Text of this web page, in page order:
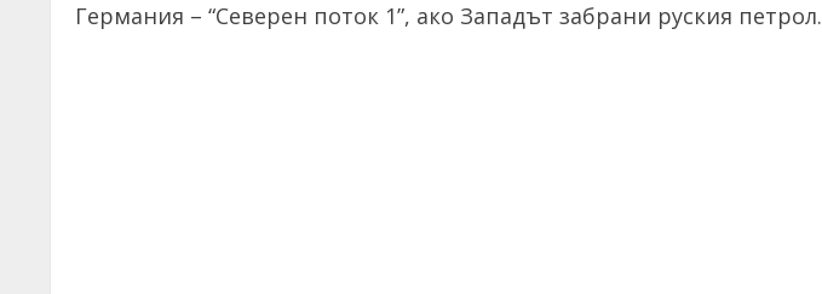
Германия – “Северен поток 1”, ако Западът забрани руския петрол.